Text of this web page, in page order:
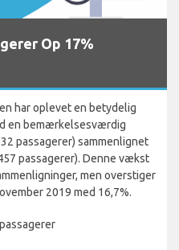
Op 17%
har oplevet en betydelig
en bemærkelsesværdig
passagerer) sammenlignet
passagerer). Denne vækst
men overstiger
2019 med 16,7%.